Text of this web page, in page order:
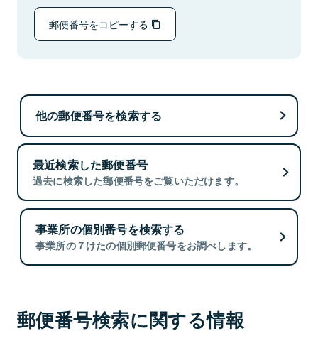
郵便番号をコピーする
他の郵便番号を検索する
最近検索した郵便番号
過去に検索した郵便番号をご覧いただけます。
事業所の個別番号を検索する
事業所の７けたの個別郵便番号をお調べします。
郵便番号検索に関する情報